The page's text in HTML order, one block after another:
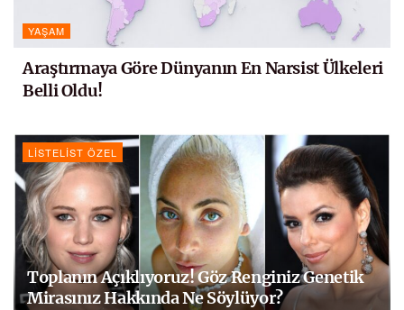
YAŞAM
Araştırmaya Göre Dünyanın En Narsist Ülkeleri
Belli Oldu!
LISTELIST ÖZEL
Toplanın Açıklıyoruz! Göz Renginiz Genetik
Mirasınız Hakkında Ne Söylüyor?